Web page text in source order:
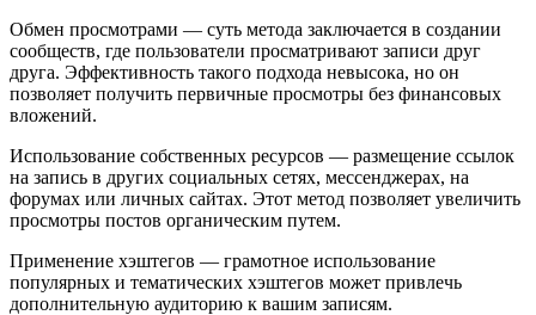
Обмен просмотрами — суть метода заключается в создании
сообществ, где пользователи просматривают записи друг
друга. Эффективность такого подхода невысока, но он
позволяет получить первичные просмотры без финансовых
вложений.
Использование собственных ресурсов — размещение ссылок
на запись в других социальных сетях, мессенджерах, на
форумах или личных сайтах. Этот метод позволяет увеличить
просмотры постов органическим путем.
Применение хэштегов — грамотное использование
популярных и тематических хэштегов может привлечь
дополнительную аудиторию к вашим записям.